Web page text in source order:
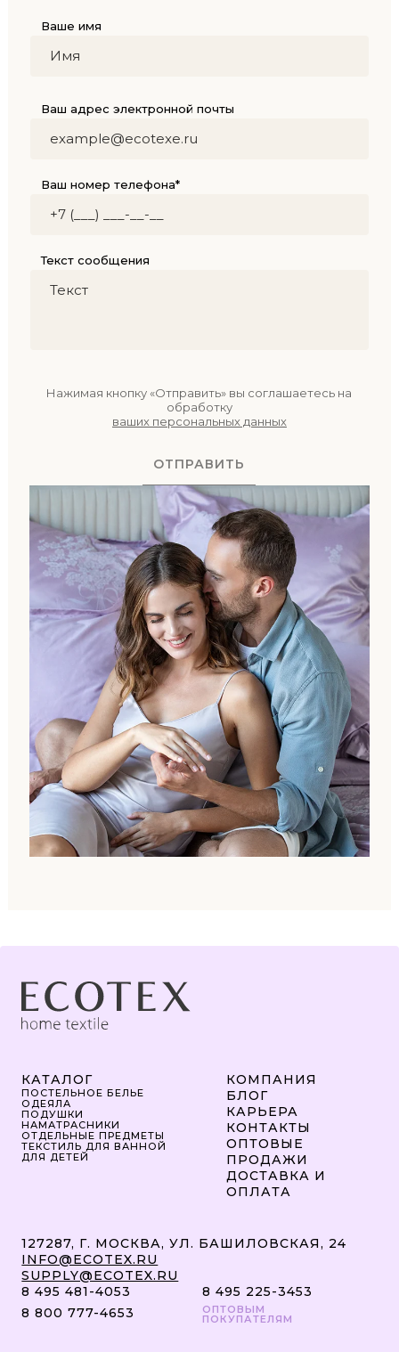
Ваше имя
Ваш адрес электронной почты
Ваш номер телефона*
Текст сообщения
Нажимая кнопку «Отправить» вы соглашаетесь на
обработку
ваших персональных данных
ОТПРАВИТЬ
КАТАЛОГ
ПОСТЕЛЬНОЕ БЕЛЬЕ
ОДЕЯЛА
ПОДУШКИ
НАМАТРАСНИКИ
ОТДЕЛЬНЫЕ ПРЕДМЕТЫ
ТЕКСТИЛЬ ДЛЯ ВАННОЙ
ДЛЯ ДЕТЕЙ
КОМПАНИЯ
БЛОГ
КАРЬЕРА
КОНТАКТЫ
ОПТОВЫЕ
ПРОДАЖИ
ДОСТАВКА И
ОПЛАТА
127287, Г. МОСКВА, УЛ. БАШИЛОВСКАЯ, 24
INFO@ECOTEX.RU
SUPPLY@ECOTEX.RU
8 495 481-4053
8 495 225-3453
8 800 777-4653
ОПТОВЫМ
ПОКУПАТЕЛЯМ